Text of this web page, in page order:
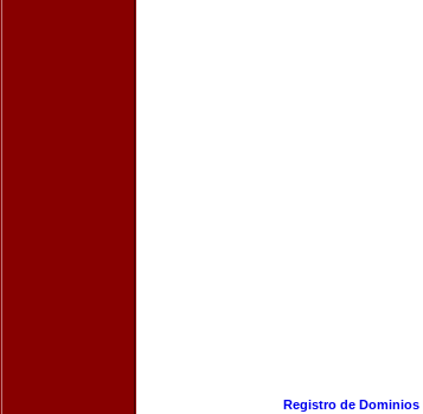
Registro de Dominios